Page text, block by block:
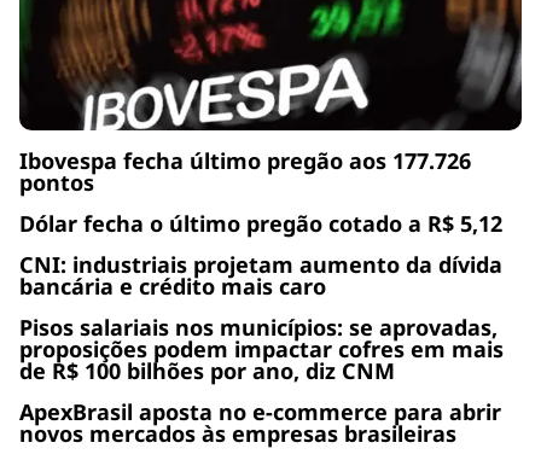
Ibovespa fecha último pregão aos 177.726
pontos
Dólar fecha o último pregão cotado a R$ 5,12
CNI: industriais projetam aumento da dívida
bancária e crédito mais caro
Pisos salariais nos municípios: se aprovadas,
proposições podem impactar cofres em mais
de R$ 100 bilhões por ano, diz CNM
ApexBrasil aposta no e-commerce para abrir
novos mercados às empresas brasileiras